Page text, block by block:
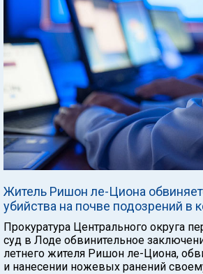
Житель Ришон ле-Циона
убийства на почве подозрений в
Прокуратура Центрального округа
суд в Лоде обвинительное
летнего жителя Ришон ле-Циона,
и нанесении ножевых ранений